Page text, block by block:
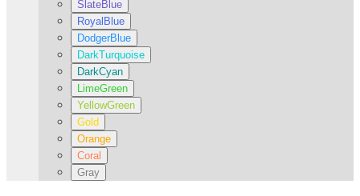
SlateBlue
RoyalBlue
DodgerBlue
DarkTurquoise
DarkCyan
LimeGreen
YellowGreen
Gold
Orange
Coral
Gray